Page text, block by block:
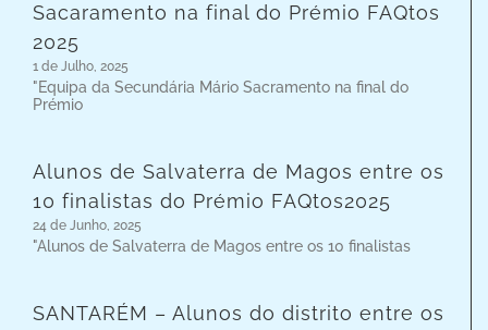
Sacaramento na final do Prémio FAQtos
2025
1 de Julho, 2025
"Equipa da Secundária Mário Sacramento na final do
Prémio
Alunos de Salvaterra de Magos entre os
10 finalistas do Prémio FAQtos2025
24 de Junho, 2025
"Alunos de Salvaterra de Magos entre os 10 finalistas
SANTARÉM – Alunos do distrito entre os